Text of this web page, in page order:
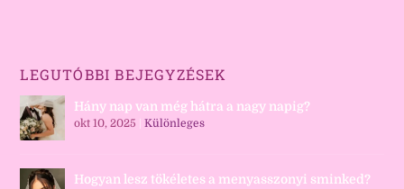
LEGUTÓBBI BEJEGYZÉSEK
Hány nap van még hátra a nagy napig?
okt 10, 2025 |Különleges
Hogyan lesz tökéletes a menyasszonyi sminked?